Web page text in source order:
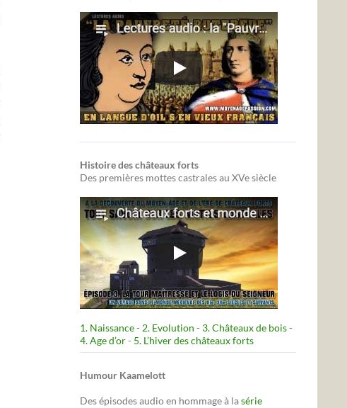
Histoire des châteaux forts
Des premières mottes castrales au XVe siècle
1. Naissance- 2. Evolution - 3. Châteaux de bois-
4. Age d’or- 5. L’hiver des châteaux forts
Humour Kaamelott
Des épisodes audio en hommage à lasérie